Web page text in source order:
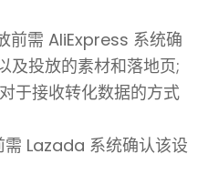
前需 AliExpress 系统确
及投放的素材和落地页;
于接收转化数据的方式
Lazada 系统确认该设